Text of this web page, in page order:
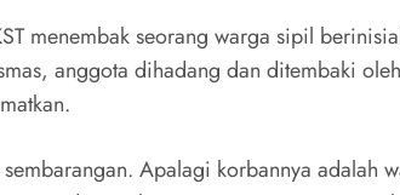
menembak seorang warga sipil
anggota dihadang dan ditembaki
Apalagi korbannya